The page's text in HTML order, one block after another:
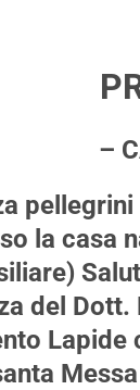
–
pellegrini
la casa
del
Lapide